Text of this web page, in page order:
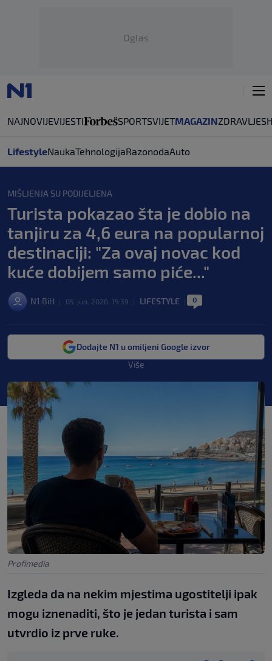
Oglas
NAJNOVIJEVIJESTI SPORTSVIJETMAGAZINZDRAVLJE
LifestyleNaukaTehnologijaRazonodaAuto
MIŠLJENJA SU PODIJELJENA
Turista pokazao šta je dobio na
tanjiru za 4,6 eura na popularnoj
destinaciji: "Za ovaj novac kod
kuće dobijem samo piće..."
N1 BiH 05. jun. 2026. 15:39 LIFESTYLE 0
Dodajte N1 u omiljeni Google izvor
Više
Profimedia
Izgleda da na nekim mjestima ugostitelji ipak
mogu iznenaditi, što je jedan turista i sam
utvrdio iz prve ruke.